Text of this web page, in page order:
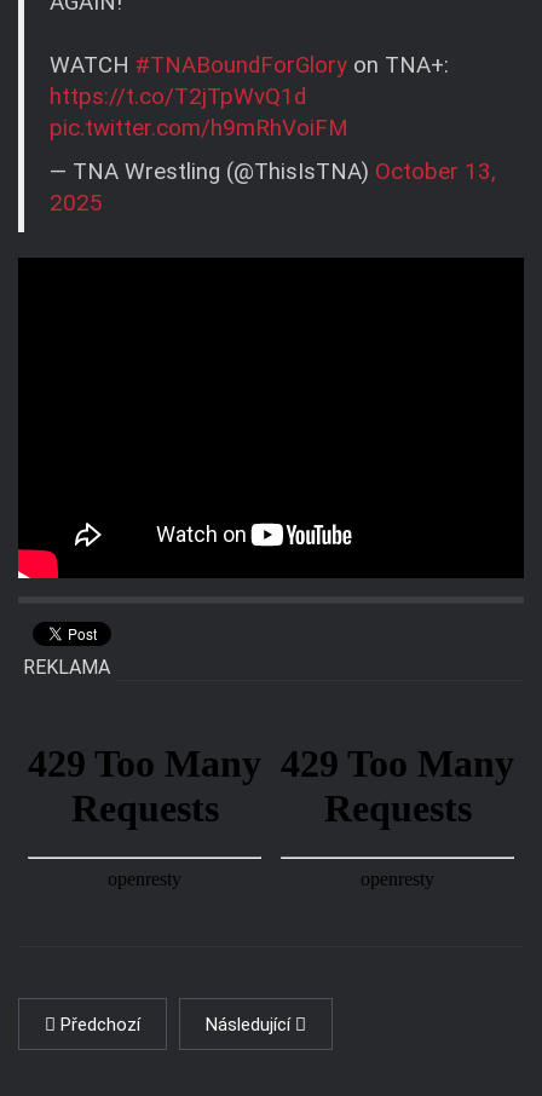
WATCH #TNABoundForGlory on TNA+:
https://t.co/T2jTpWvQ1d
pic.twitter.com/h9mRhVoiFM
— TNA Wrestling (@ThisIsTNA) October 13,
2025
REKLAMA
Předchozí Následující